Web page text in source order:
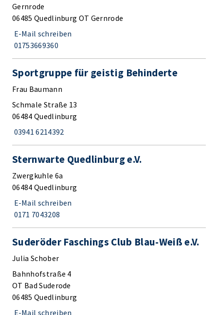
Gernrode
06485 Quedlinburg OT Gernrode
E-Mail schreiben
01753669360
Sportgruppe für geistig Behinderte
Frau Baumann
Schmale Straße 13
06484 Quedlinburg
03941 6214392
Sternwarte Quedlinburg e.V.
Zwergkuhle 6a
06484 Quedlinburg
E-Mail schreiben
0171 7043208
Suderöder Faschings Club Blau-Weiß e.V.
Julia Schober
Bahnhofstraße 4
OT Bad Suderode
06485 Quedlinburg
E-Mail schreiben